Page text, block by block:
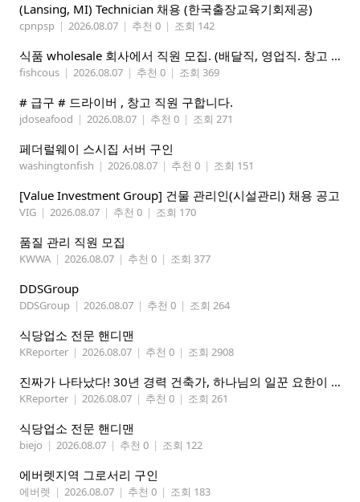
(Lansing, MI) Technician 채용 (한국출장교육기회제공)
cpnpsp | 2026.08.07 | 추천 0 | 조회 142
식품 wholesale 회사에서 직원 모집. (배달직, 영업직. 창고 관리직)
fishcous | 2026.08.07 | 추천 0 | 조회 369
# 급구 # 드라이버 , 창고 직원 구합니다.
jdoseafood | 2026.08.07 | 추천 0 | 조회 271
페더럴웨이 스시집 서버 구인
washingtonfish | 2026.08.07 | 추천 0 | 조회 151
[Value Investment Group] 건물 관리인(시설관리) 채용 공고
VIG | 2026.08.07 | 추천 0 | 조회 170
품질 관리 직원 모집
KWWA | 2026.08.07 | 추천 0 | 조회 377
DDSGroup
DDSGroup | 2026.08.07 | 추천 0 | 조회 264
식당업소 전문 핸디맨
KReporter | 2026.08.07 | 추천 0 | 조회 2908
진짜가 나타났다! 30년 경력 건축가, 하나님의 일꾼 요한이 책임 시공합니다.
KReporter | 2026.08.07 | 추천 0 | 조회 261
식당업소 전문 핸디맨
biejo | 2026.08.07 | 추천 0 | 조회 122
에버렛지역 그로서리 구인
에버렛 | 2026.08.07 | 추천 0 | 조회 183